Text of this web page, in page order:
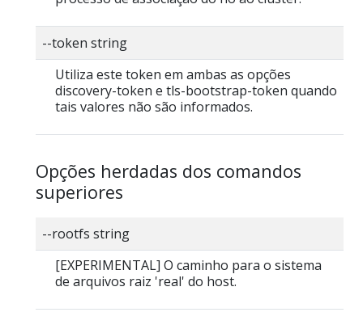
--token string
Utiliza este token em ambas as opções
discovery-token e tls-bootstrap-token quando
tais valores não são informados.
Opções herdadas dos comandos
superiores
--rootfs string
[EXPERIMENTAL] O caminho para o sistema
de arquivos raiz 'real' do host.